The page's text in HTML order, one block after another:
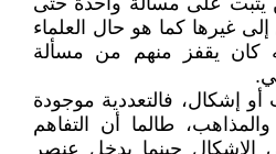
غيرها كما هو حال العلماء
كان يقفز منهم من مسألة
إشكال، فالتعددية موجودة
طالما أن التفاهم
الإشكال حينما يدخل عنصر